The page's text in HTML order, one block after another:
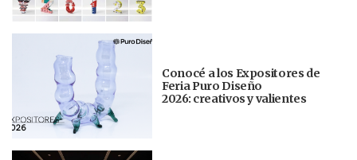
Conocé a los Expositores de
Feria Puro Diseño
2026: creativos y valientes